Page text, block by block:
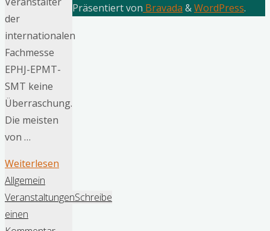
der
internationalen
Fachmesse
EPHJ-EPMT-
SMT keine
Überraschung.
Die meisten
von …
Weiterlesen
strauchelt,
Allgemein
VeranstaltungenSchreibe
einen
Präsentiert von Bravada &WordPress.